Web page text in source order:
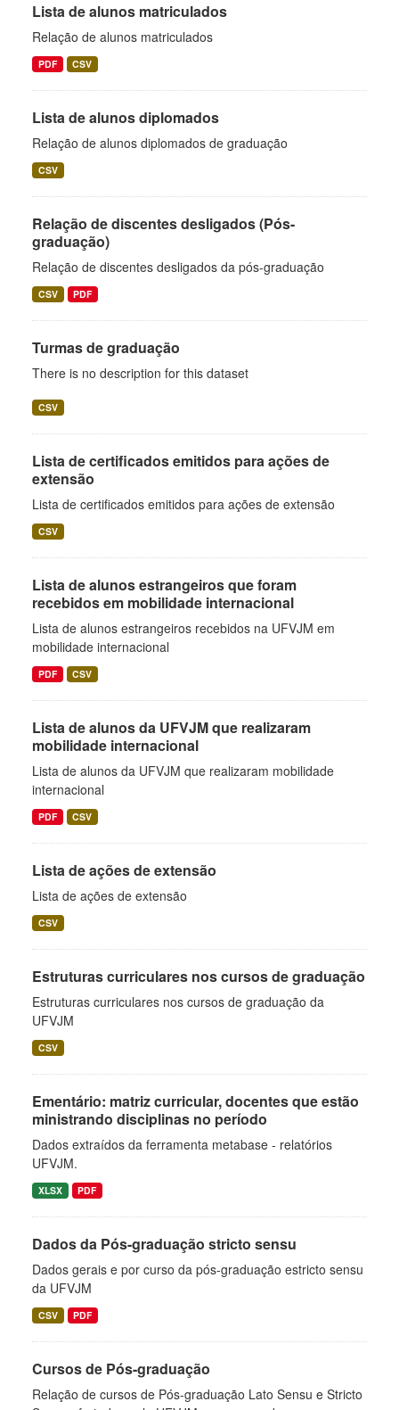
Lista de alunos matriculados
Relação de alunos matriculados
PDF CSV
Lista de alunos diplomados
Relação de alunos diplomados de graduação
CSV
Relação de discentes desligados (Pós-
graduação)
Relação de discentes desligados da pós-graduação
CSV PDF
Turmas de graduação
There is no description for this dataset
CSV
Lista de certificados emitidos para ações de
extensão
Lista de certificados emitidos para ações de extensão
CSV
Lista de alunos estrangeiros que foram
recebidos em mobilidade internacional
Lista de alunos estrangeiros recebidos na UFVJM em
mobilidade internacional
PDF CSV
Lista de alunos da UFVJM que realizaram
mobilidade internacional
Lista de alunos da UFVJM que realizaram mobilidade
internacional
PDF CSV
Lista de ações de extensão
Lista de ações de extensão
CSV
Estruturas curriculares nos cursos de graduação
Estruturas curriculares nos cursos de graduação da
UFVJM
CSV
Ementário: matriz curricular, docentes que estão
ministrando disciplinas no período
Dados extraídos da ferramenta metabase - relatórios
UFVJM.
XLSX PDF
Dados da Pós-graduação stricto sensu
Dados gerais e por curso da pós-graduação estricto sensu
da UFVJM
CSV PDF
Cursos de Pós-graduação
Relação de cursos de Pós-graduação Lato Sensu e Stricto